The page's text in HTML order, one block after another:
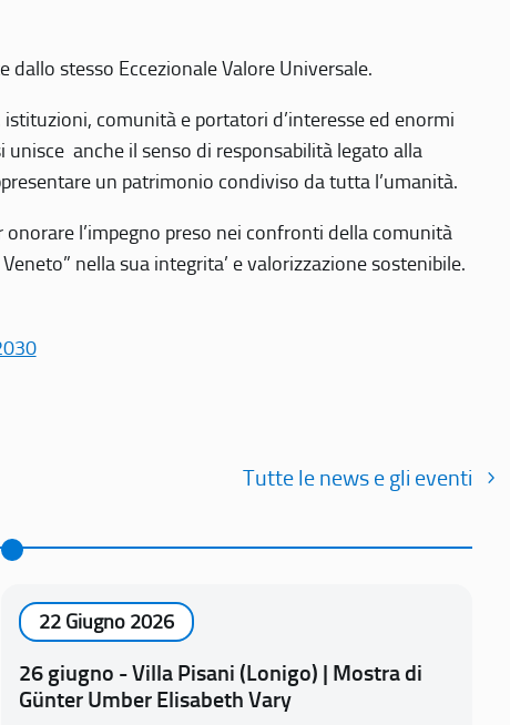
stesso Eccezionale Valore Universale.
comunità e portatori d’interesse ed enormi
unisce anche il senso di responsabilità legato alla
un patrimonio condiviso da tutta l’umanità.
l’impegno preso nei confronti della comunità
nella sua integrita’ e valorizzazione sostenibile.
Tutte le news e gli eventi
22 Giugno 2026
26 giugno - Villa Pisani (Lonigo) | Mostra di
Günter Umber Elisabeth Vary